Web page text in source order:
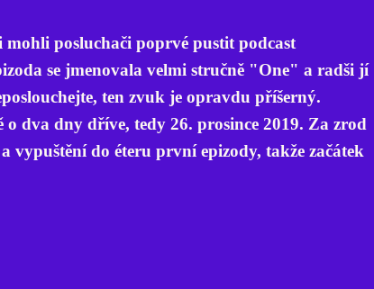
mohli posluchači poprvé pustit podcast
se jmenovala velmi stručně "One" a radši jí
ten zvuk je opravdu příšerný.
o dva dny dříve, tedy 26. prosince 2019. Za zrod
vypuštění do éteru první epizody, takže začátek